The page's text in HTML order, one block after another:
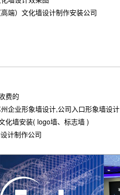
端）文化墙设计制作安装公司
费的
企业形象墙设计,公司入口形象墙设计
化墙安装( logo墙、标志墙 )
计制作公司